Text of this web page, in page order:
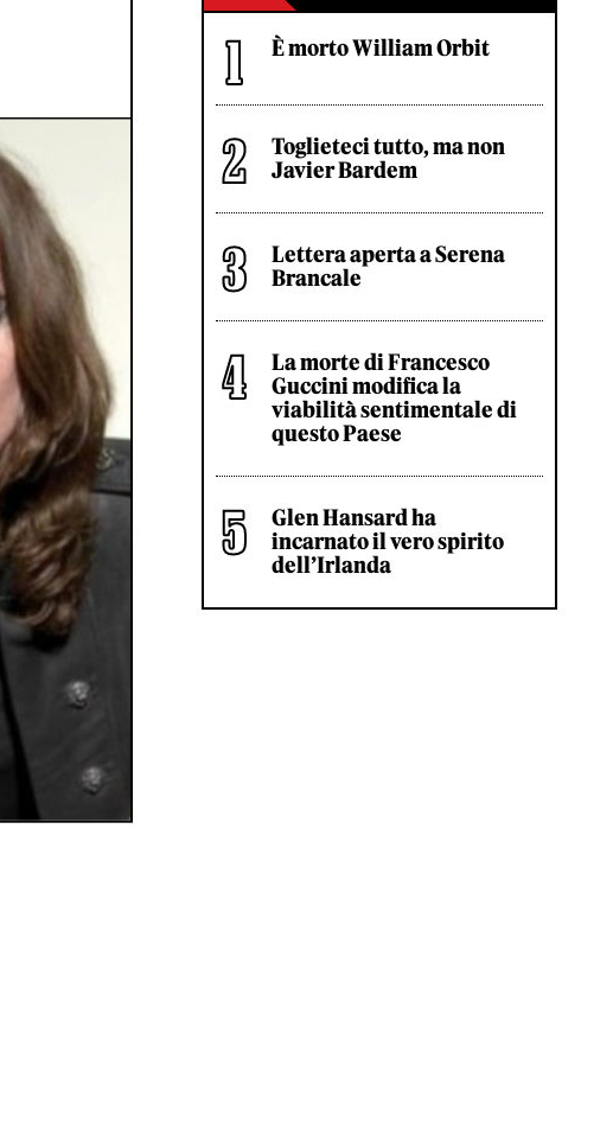
È morto William Orbit
Toglieteci tutto, ma non
Javier Bardem
Lettera aperta a Serena
Brancale
La morte di Francesco
Guccini modifica la
viabilità sentimentale di
questo Paese
Glen Hansard ha
incarnato il vero spirito
dell’Irlanda